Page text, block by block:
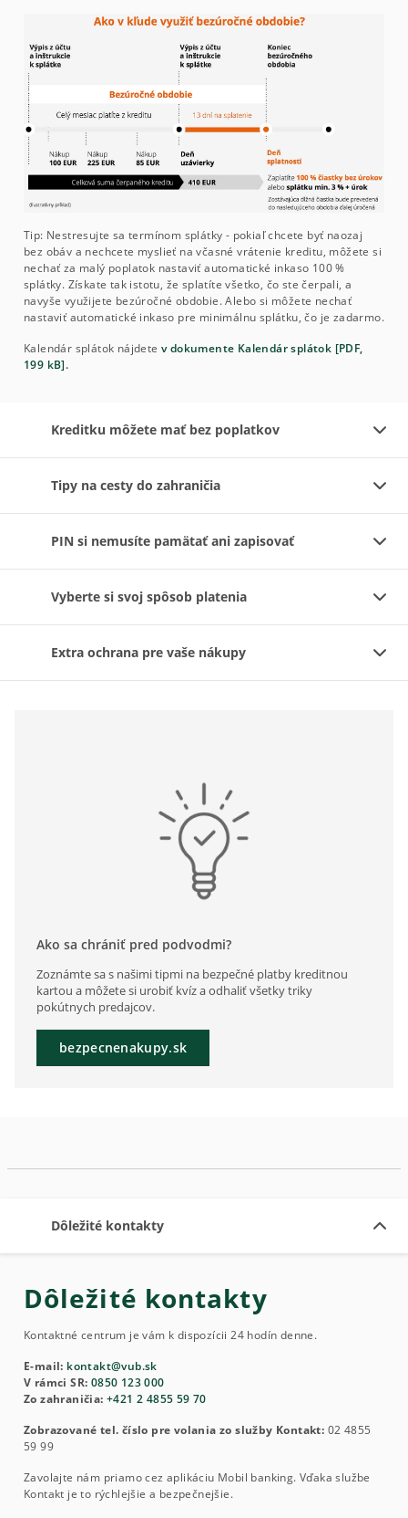
Tip: Nestresujte sa termínom splátky - pokiaľ chcete byť naozaj
bez obáv a nechcete myslieť na včasné vrátenie kreditu, môžete si
nechať za malý poplatok nastaviť automatické inkaso 100 %
splátky. Získate tak istotu, že splatíte všetko, čo ste čerpali, a
navyše využijete bezúročné obdobie. Alebo si môžete nechať
nastaviť automatické inkaso pre minimálnu splátku, čo je zadarmo.
Kalendár splátok nájdete v dokumente Kalendár splátok [PDF,
199 kB].
Kreditku môžete mať bez poplatkov
Tipy na cesty do zahraničia
PIN si nemusíte pamätať ani zapisovať
Vyberte si svoj spôsob platenia
Extra ochrana pre vaše nákupy
Ako sa chrániť pred podvodmi?
Zoznámte sa s našimi tipmi na bezpečné platby kreditnou
kartou a môžete si urobiť kvíz a odhaliť všetky triky
pokútnych predajcov.
bezpecnenakupy.sk
Dôležité kontakty
Dôležité kontakty
Kontaktné centrum je vám k dispozícii 24 hodín denne.
E-mail: kontakt@vub.sk
V rámci SR: 0850 123 000
Zo zahraničia: +421 2 4855 59 70
Zobrazované tel. číslo pre volania zo služby Kontakt: 02 4855
59 99
Zavolajte nám priamo cez aplikáciu Mobil banking. Vďaka službe
Kontakt je to rýchlejšie a bezpečnejšie.